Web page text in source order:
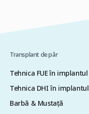
Transplant de păr
Tehnica FUE în implantul
Tehnica DHI în implantul
Barbă & Mustață